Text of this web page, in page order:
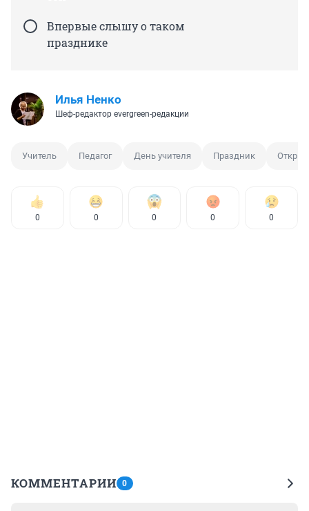
Впервые слышу о таком
празднике
Илья Ненко
Шеф-редактор evergreen-редакции
Учитель Педагог День учителя Праздник
0 0 0 0 0
КОММЕНТАРИИ 0